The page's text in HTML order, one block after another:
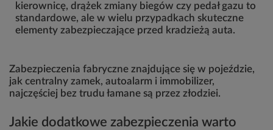
kierownicę, drążek zmiany biegów czy pedał gazu to
standardowe, ale w wielu przypadkach skuteczne
elementy zabezpieczające przed kradzieżą auta.
Zabezpieczenia fabryczne znajdujące się w pojeździe,
jak centralny zamek, autoalarm i immobilizer,
najczęściej bez trudu łamane są przez złodziei.
Jakie dodatkowe zabezpieczenia warto